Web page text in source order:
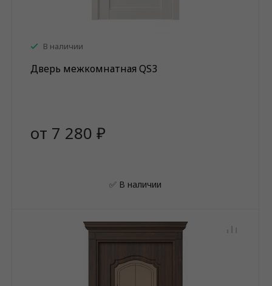
В наличии
Дверь межкомнатная QS3
от 7 280 ₽
✅ В наличии